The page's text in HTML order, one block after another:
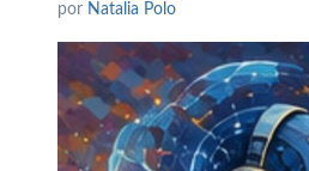
por Natalia Polo